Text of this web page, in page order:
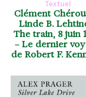
Textuel
Clément
Linde B.
The train, 8 juin
– Le dernier
de Robert F.